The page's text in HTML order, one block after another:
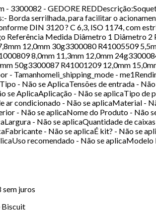
- 3300082 - GEDORE
Borda serrilhada, para facilitar o
DIN 3120 ? C 6,3, ISO 1174, com
Referência Medida Diâmetro 1 Diâmetro
12,0mm 30g3300080 R41005509
8,0mm 11,3mm 12,0mm
50g3300087 R41001209 12,0mm
- Tamanhomeli_shipping_mode -
- Não se AplicaTensões de entrada -
se AplicaAplicação - Não se aplicaTipo
ar condicionado - Não se aplicaMaterial -
- Não se aplicaNome do Produto -
- Não se aplicaQuantidade de
- Não se aplicaÉ kit? - Não se
recomendado - Não se
sem juros
Biscuit